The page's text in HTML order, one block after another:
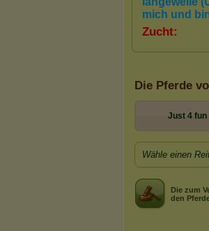
Die Pferde
Just 4 fun
Wähle einen
Die zum
den